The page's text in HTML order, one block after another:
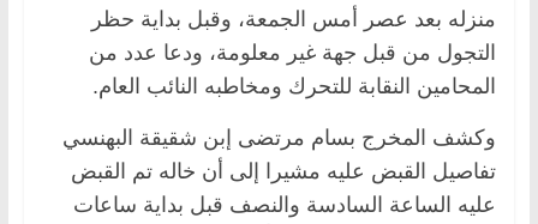
منزله بعد عصر أمس الجمعة، وقبل بداية حظر
التجول من قبل جهة غير معلومة، ودعا عدد من
المحامين النقابة للتحرك ومخاطبه النائب العام.
وكشف المخرج بسام مرتضى إبن شقيقة البهنسي
تفاصيل القبض عليه مشيرا إلى أن خاله تم القبض
عليه الساعة السادسة والنصف قبل بداية ساعات